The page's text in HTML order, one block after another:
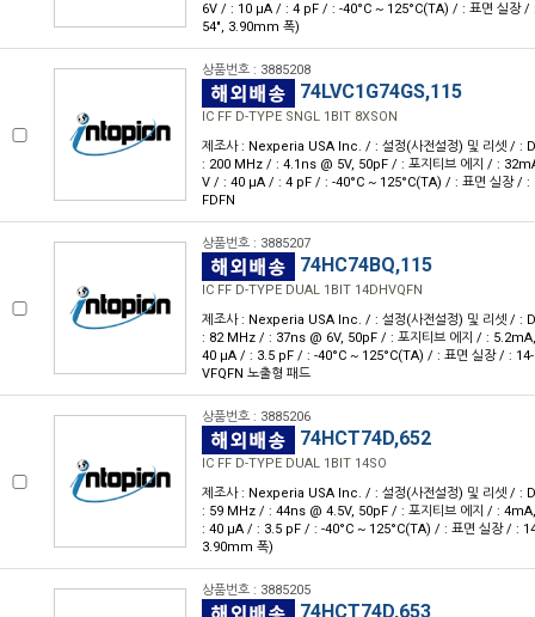
6V / : 10 μA / : 4 pF / : -40°C ~ 125°C(TA) / : 표면 실장 /
54", 3.90mm 폭)
상품번호 : 3885208
74LVC1G74GS,115
IC FF D-TYPE SNGL 1BIT 8XSON
제조사 : Nexperia USA Inc. / : 설정(사전설정) 및 리셋 / :
: 200 MHz / : 4.1ns @ 5V, 50pF / : 포지티브 에지 / :
V / : 40 μA / : 4 pF / : -40°C ~ 125°C(TA) / : 표면 실장 / :
FDFN
상품번호 : 3885207
74HC74BQ,115
IC FF D-TYPE DUAL 1BIT 14DHVQFN
제조사 : Nexperia USA Inc. / : 설정(사전설정) 및 리셋 / :
: 82 MHz / : 37ns @ 6V, 50pF / : 포지티브 에지 / :
40 μA / : 3.5 pF / : -40°C ~ 125°C(TA) / : 표면 실장 / :
VFQFN 노출형 패드
상품번호 : 3885206
74HCT74D,652
IC FF D-TYPE DUAL 1BIT 14SO
제조사 : Nexperia USA Inc. / : 설정(사전설정) 및 리셋 / :
: 59 MHz / : 44ns @ 4.5V, 50pF / : 포지티브 에지 / :
: 40 μA / : 3.5 pF / : -40°C ~ 125°C(TA) / : 표면 실장 / :
3.90mm 폭)
상품번호 : 3885205
74HCT74D,653